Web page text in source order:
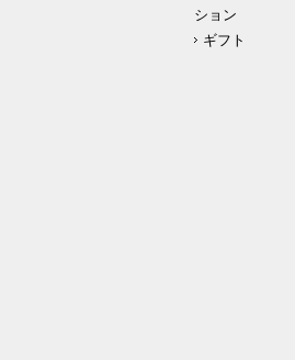
ション
ギフト